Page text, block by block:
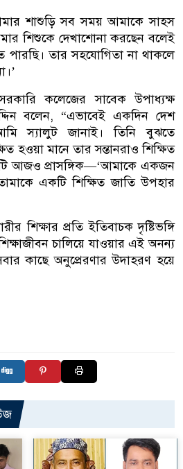
শাশুড়ি সব সময় আমাকে সাহস
শিশুকে দেখাশোনা করছেন বলেই
পারছি। তার সহযোগিতা না থাকলে
কলেজের সাবেক উপাধ্যক্ষ
বলেন, “এভাবেই একদিন দেশ
স্যালুট জানাই। তিনি বুঝতে
হওয়া মানে তার সন্তানরাও শিক্ষিত
আজও প্রাসঙ্গিক—‘আমাকে একজন
একটি শিক্ষিত জাতি উপহার
শিক্ষার প্রতি ইতিবাচক দৃষ্টিভঙ্গি
চালিয়ে যাওয়ার এই অনন্য
কাছে অনুপ্রেরণার উদাহরণ হয়ে